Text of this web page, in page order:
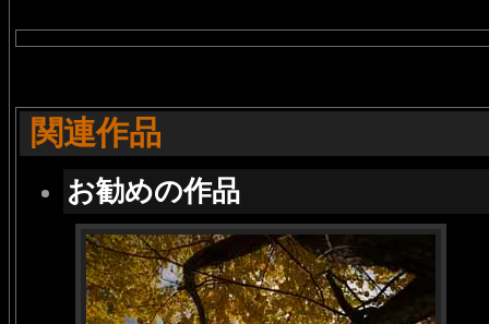
関連作品
お勧めの作品